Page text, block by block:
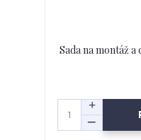
Sada na montáž